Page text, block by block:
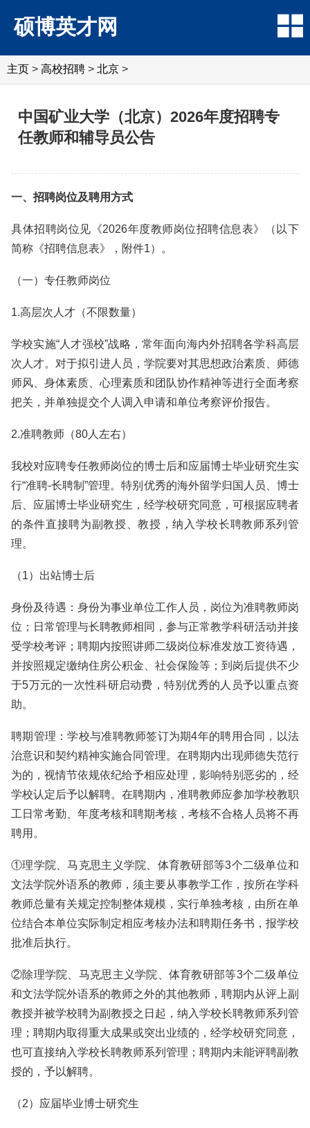
硕博英才网
主页 > 高校招聘 > 北京 >
中国矿业大学（北京）2026年度招聘专
任教师和辅导员公告
一、招聘岗位及聘用方式
具体招聘岗位见《2026年度教师岗位招聘信息表》（以下
简称《招聘信息表》，附件1）。
（一）专任教师岗位
1.高层次人才（不限数量）
学校实施“人才强校”战略，常年面向海内外招聘各学科高层
次人才。对于拟引进人员，学院要对其思想政治素质、师德
师风、身体素质、心理素质和团队协作精神等进行全面考察
把关，并单独提交个人调入申请和单位考察评价报告。
2.准聘教师（80人左右）
我校对应聘专任教师岗位的博士后和应届博士毕业研究生实
行“准聘-长聘制”管理。特别优秀的海外留学归国人员、博士
后、应届博士毕业研究生，经学校研究同意，可根据应聘者
的条件直接聘为副教授、教授，纳入学校长聘教师系列管
理。
（1）出站博士后
身份及待遇：身份为事业单位工作人员，岗位为准聘教师岗
位；日常管理与长聘教师相同，参与正常教学科研活动并接
受学校考评；聘期内按照讲师二级岗位标准发放工资待遇，
并按照规定缴纳住房公积金、社会保险等；到岗后提供不少
于5万元的一次性科研启动费，特别优秀的人员予以重点资
助。
聘期管理：学校与准聘教师签订为期4年的聘用合同，以法
治意识和契约精神实施合同管理。在聘期内出现师德失范行
为的，视情节依规依纪给予相应处理，影响特别恶劣的，经
学校认定后予以解聘。在聘期内，准聘教师应参加学校教职
工日常考勤、年度考核和聘期考核，考核不合格人员将不再
聘用。
①理学院、马克思主义学院、体育教研部等3个二级单位和
文法学院外语系的教师，须主要从事教学工作，按所在学科
教师总量有关规定控制整体规模，实行单独考核，由所在单
位结合本单位实际制定相应考核办法和聘期任务书，报学校
批准后执行。
②除理学院、马克思主义学院、体育教研部等3个二级单位
和文法学院外语系的教师之外的其他教师，聘期内从评上副
教授并被学校聘为副教授之日起，纳入学校长聘教师系列管
理；聘期内取得重大成果或突出业绩的，经学校研究同意，
也可直接纳入学校长聘教师系列管理；聘期内未能评聘副教
授的，予以解聘。
（2）应届毕业博士研究生